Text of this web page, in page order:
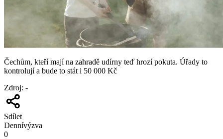
Čechům, kteří mají na zahradě udírny teď hrozí pokuta. Úřady to
kontrolují a bude to stát i 50 000 Kč
Zdroj: -
Sdílet
Dennívýzva
0